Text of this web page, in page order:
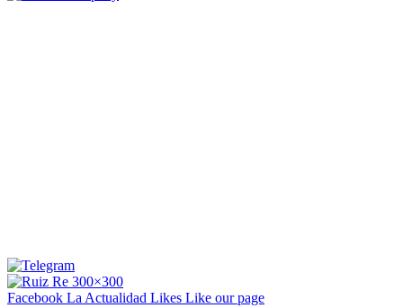
Facebook La Actualidad Likes Like our page